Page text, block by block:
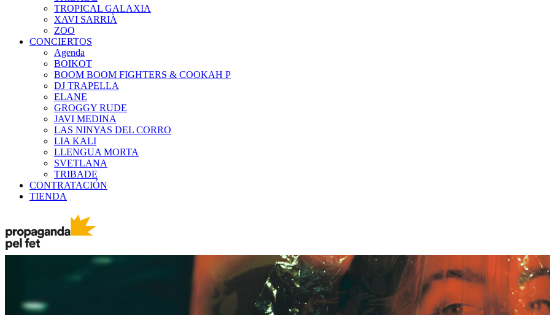
TROPICAL GALAXIA
XAVI SARRIÀ
ZOO
CONCIERTOS
Agenda
BOIKOT
BOOM BOOM FIGHTERS & COOKAH P
DJ TRAPELLA
ELANE
GROGGY RUDE
JAVI MEDINA
LAS NINYAS DEL CORRO
LIA KALI
LLENGUA MORTA
SVETLANA
TRIBADE
CONTRATACIÓN
TIENDA